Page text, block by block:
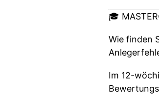
🎓
Wie finden
Im 12-